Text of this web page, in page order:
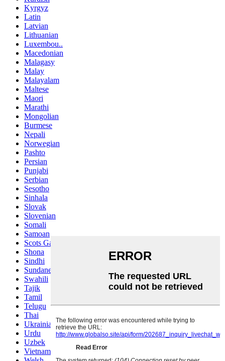
Kyrgyz
Latin
Latvian
Lithuanian
Luxembou..
Macedonian
Malagasy
Malay
Malayalam
Maltese
Maori
Marathi
Mongolian
Burmese
Nepali
Norwegian
Pashto
Persian
Punjabi
Serbian
Sesotho
Sinhala
Slovak
Slovenian
Somali
Samoan
Scots Gaelic
Shona
Sindhi
Sundanese
Swahili
Tajik
Tamil
Telugu
Thai
Ukrainian
Urdu
Uzbek
Vietnamese